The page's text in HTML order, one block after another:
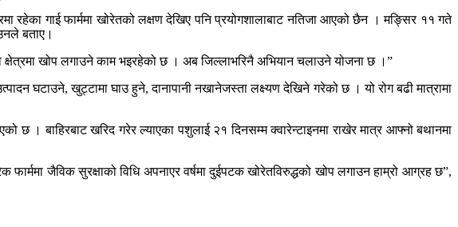
रहेका गाई फार्ममा खोरेतको लक्षण देखिए पनि प्रयोगशालाबाट नतिजा आएको छैन । मङ्सिर ११ गते
बताए।
क्षेत्रमा खोप लगाउने काम भइरहेको छ । अब जिल्लाभरिनै अभियान चलाउने योजना छ ।”
घटाउने, खुट्टामा घाउ हुने, दानापानी नखानेजस्ता लक्ष्यण देखिने गरेको छ । यो रोग बढी मात्रामा
छ । बाहिरबाट खरिद गरेर ल्याएका पशुलाई २१ दिनसम्म क्वारेन्टाइनमा राखेर मात्र आफ्नो बथानमा
जैविक सुरक्षाको विधि अपनाएर वर्षमा दुईपटक खोरेतविरुद्धको खोप लगाउन हाम्रो आग्रह छ”,